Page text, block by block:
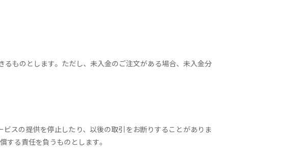
ものとします。ただし、未入金のご注文がある場合、未入金分
スの提供を停止したり、以後の取引をお断りすることがありま
する責任を負うものとします｡